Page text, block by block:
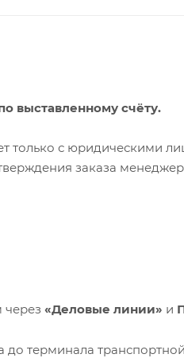
выставленному счёту.
только с юридическими
заказа менеджер
через «Деловые линии» и
до терминала